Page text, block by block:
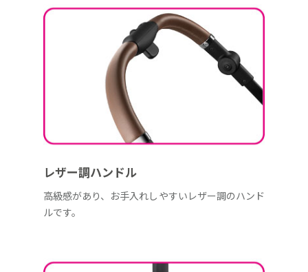
レザー調ハンドル
高級感があり、お手入れしやすいレザー調のハンド
ルです。